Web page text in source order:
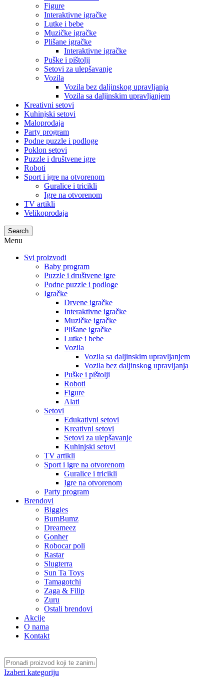
Figure
Interaktivne igračke
Lutke i bebe
Muzičke igračke
Plišane igračke
Interaktivne igračke
Puške i pištolji
Setovi za ulepšavanje
Vozila
Vozila bez daljinskog upravljanja
Vozila sa daljinskim upravljanjem
Kreativni setovi
Kuhinjski setovi
Maloprodaja
Party program
Podne puzzle i podloge
Poklon setovi
Puzzle i društvene igre
Roboti
Sport i igre na otvorenom
Guralice i tricikli
Igre na otvorenom
TV artikli
Velikoprodaja
Search
Menu
Svi proizvodi
Baby program
Puzzle i društvene igre
Podne puzzle i podloge
Igračke
Drvene igračke
Interaktivne igračke
Muzičke igračke
Plišane igračke
Lutke i bebe
Vozila
Vozila sa daljinskim upravljanjem
Vozila bez daljinskog upravljanja
Puške i pištolji
Roboti
Figure
Alati
Setovi
Edukativni setovi
Kreativni setovi
Setovi za ulepšavanje
Kuhinjski setovi
TV artikli
Sport i igre na otvorenom
Guralice i tricikli
Igre na otvorenom
Party program
Brendovi
Biggies
BumBumz
Dreameez
Gonher
Robocar poli
Rastar
Slugterra
Sun Ta Toys
Tamagotchi
Zaga & Filip
Zuru
Ostali brendovi
Akcije
O nama
Kontakt
Izaberi kategoriju